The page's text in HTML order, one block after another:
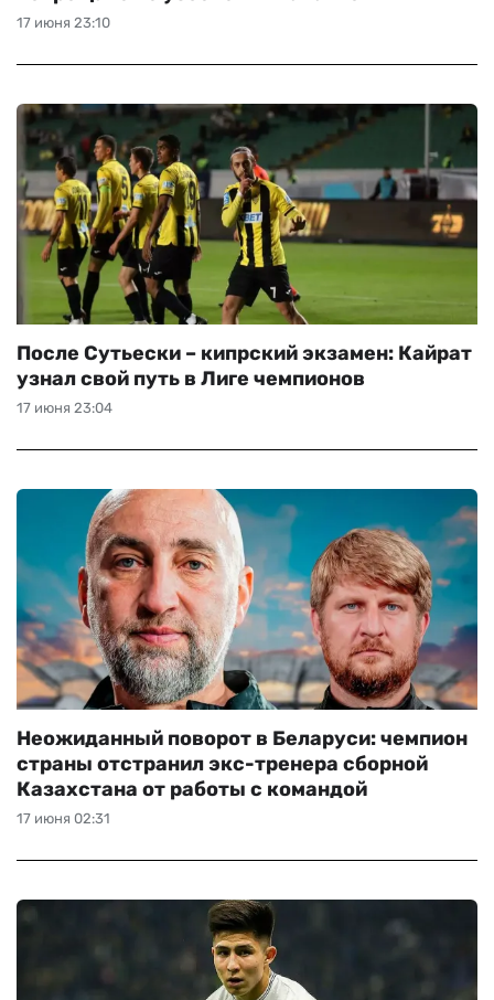
17 июня 23:10
17 июня 23:04
После Сутьески – кипрский экзамен: Кайрат
узнал свой путь в Лиге чемпионов
17 июня 02:31
Неожиданный поворот в Беларуси: чемпион
страны отстранил экс-тренера сборной
Казахстана от работы с командой